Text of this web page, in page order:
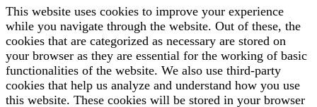
This website uses cookies to improve your experience
while you navigate through the website. Out of these, the
cookies that are categorized as necessary are stored on
your browser as they are essential for the working of basic
functionalities of the website. We also use third-party
cookies that help us analyze and understand how you use
this website. These cookies will be stored in your browser